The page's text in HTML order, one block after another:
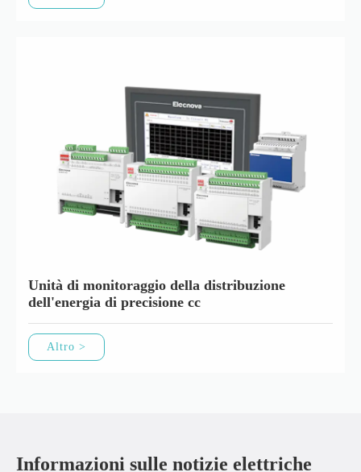
Unità di monitoraggio della distribuzione
dell'energia di precisione cc
Altro >
Informazioni sulle notizie elettriche